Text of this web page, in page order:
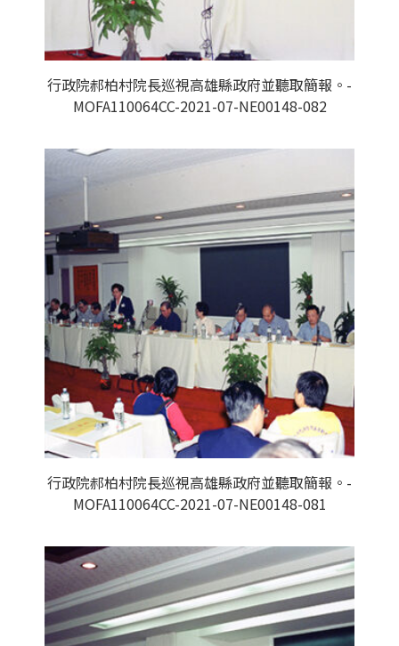
行政院郝柏村院長巡視高雄縣政府並聽取簡報。-
MOFA110064CC-2021-07-NE00148-082
行政院郝柏村院長巡視高雄縣政府並聽取簡報。-
MOFA110064CC-2021-07-NE00148-081